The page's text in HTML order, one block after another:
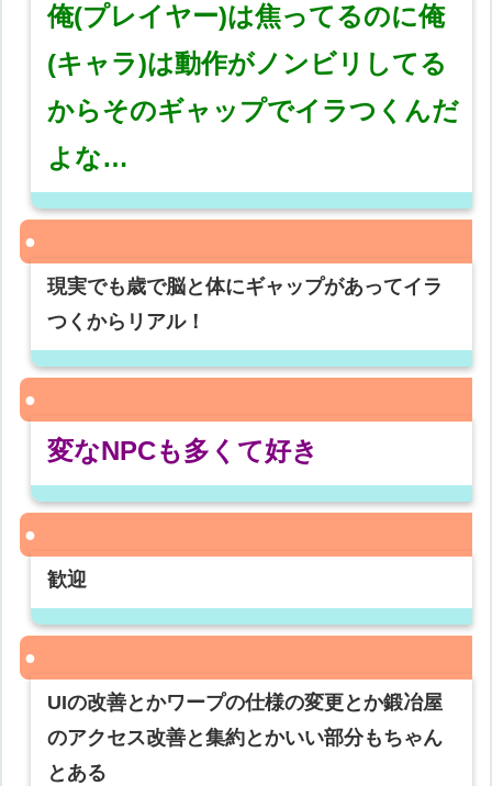
俺(プレイヤー)は焦ってるのに俺
(キャラ)は動作がノンビリしてる
からそのギャップでイラつくんだ
よな…
現実でも歳で脳と体にギャップがあってイラ
つくからリアル！
変なNPCも多くて好き
歓迎
UIの改善とかワープの仕様の変更とか鍛冶屋
のアクセス改善と集約とかいい部分もちゃん
とある